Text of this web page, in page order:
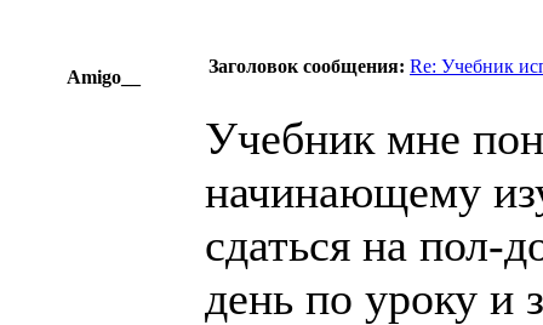
Amigo__
Заголовок сообщения: Re: Учебник
Учебник мне
начинающему
сдаться на пол-
день по уроку и